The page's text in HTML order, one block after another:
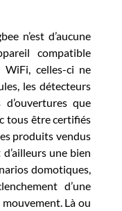
n’est d’aucune
compatible
WiFi, celles-ci ne
les détecteurs
que
tous être certifiés
produits vendus
une bien
domotiques,
d’une
Là ou